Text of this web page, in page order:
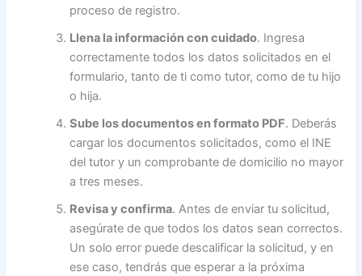
proceso de registro.
Llena la información con cuidado. Ingresa
correctamente todos los datos solicitados en el
formulario, tanto de ti como tutor, como de tu hijo
o hija.
Sube los documentos en formato PDF. Deberás
cargar los documentos solicitados, como el INE
del tutor y un comprobante de domicilio no mayor
a tres meses.
Revisa y confirma. Antes de enviar tu solicitud,
asegúrate de que todos los datos sean correctos.
Un solo error puede descalificar la solicitud, y en
ese caso, tendrás que esperar a la próxima